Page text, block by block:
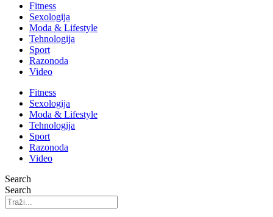
Fitness
Sexologija
Moda & Lifestyle
Tehnologija
Sport
Razonoda
Video
Fitness
Sexologija
Moda & Lifestyle
Tehnologija
Sport
Razonoda
Video
Search
Search